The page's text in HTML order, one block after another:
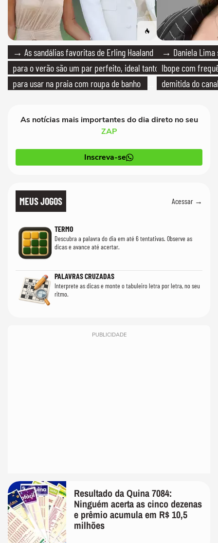
→ As sandálias favoritas de Erling Haaland
para o verão são um par perfeito, ideal tanto
para usar na praia com roupa de banho
→ Daniela Lima
Ibope com
demitida do
As notícias mais importantes do dia direto no seu
ZAP
Inscreva-se
MEUS JOGOS Acessar →
TERMO
Descubra a palavra do dia em até 6 tentativas. Observe as
dicas e avance até acertar.
PALAVRAS CRUZADAS
Interprete as dicas e monte o tabuleiro letra por letra, no seu
ritmo.
PUBLICIDADE
Resultado da Quina 7084:
Ninguém acerta as cinco dezenas
e prêmio acumula em R$ 10,5
milhões